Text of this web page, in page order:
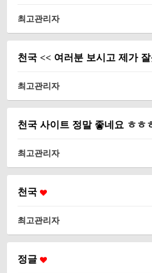
최고관리자
천국 << 여러분 보시고 제가
최고관리자
천국 사이트 정말 좋네요 ㅎㅎ
최고관리자
천국
최고관리자
정글